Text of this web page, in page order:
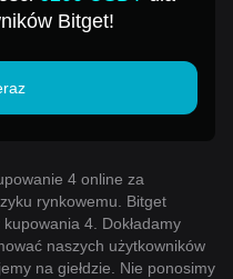
Bitget!
4 online za
rynkowemu. Bitget
4. Dokładamy
naszych użytkowników
na giełdzie. Nie ponosimy